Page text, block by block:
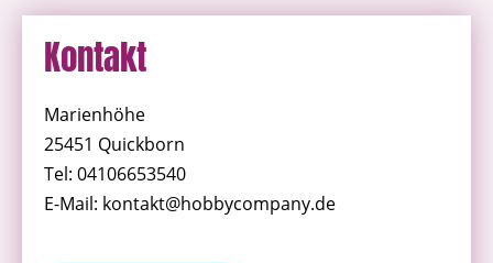
Kontakt
Marienhöhe
25451 Quickborn
Tel: 04106653540
E-Mail: kontakt@hobbycompany.de